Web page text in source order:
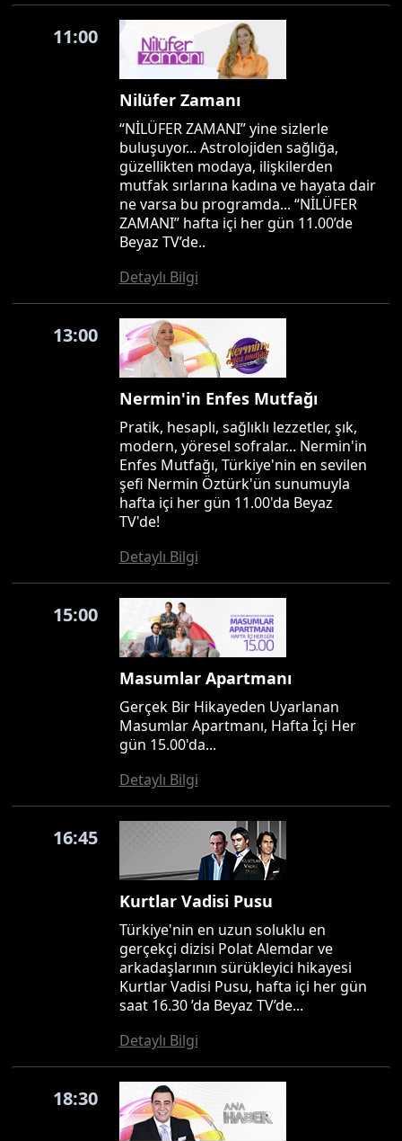
11:00
Nilüfer Zamanı
“NİLÜFER ZAMANI” yine sizlerle
buluşuyor... Astrolojiden sağlığa,
güzellikten modaya, ilişkilerden
mutfak sırlarına kadına ve hayata dair
ne varsa bu programda... “NİLÜFER
ZAMANI” hafta içi her gün 11.00’de
Beyaz TV’de..
Detaylı Bilgi
13:00
Nermin'in Enfes Mutfağı
Pratik, hesaplı, sağlıklı lezzetler, şık,
modern, yöresel sofralar... Nermin'in
Enfes Mutfağı, Türkiye'nin en sevilen
şefi Nermin Öztürk'ün sunumuyla
hafta içi her gün 11.00'da Beyaz
TV'de!
Detaylı Bilgi
15:00
Masumlar Apartmanı
Gerçek Bir Hikayeden Uyarlanan
Masumlar Apartmanı, Hafta İçi Her
gün 15.00'da...
Detaylı Bilgi
16:45
Kurtlar Vadisi Pusu
Türkiye'nin en uzun soluklu en
gerçekçi dizisi Polat Alemdar ve
arkadaşlarının sürükleyici hikayesi
Kurtlar Vadisi Pusu, hafta içi her gün
saat 16.30 ’da Beyaz TV’de...
Detaylı Bilgi
18:30